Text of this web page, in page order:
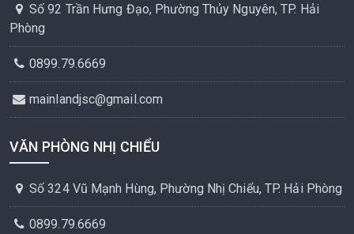
Số 92 Trần Hưng Đạo, Phường Thủy Nguyên, TP. Hải
Phòng
0899.79.6669
mainlandjsc@gmail.com
VĂN PHÒNG NHỊ CHIỂU
Số 324 Vũ Mạnh Hùng, Phường Nhị Chiểu, TP. Hải Phòng
0899.79.6669